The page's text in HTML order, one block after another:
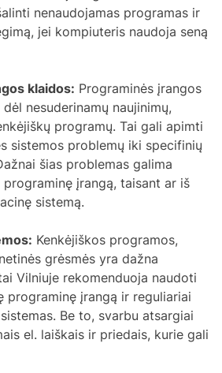
nenaudojamas programas ir
jei kompiuteris naudoja seną
klaidos: Programinės įrangos
nesuderinamų naujinimų,
programų. Tai gali apimti
sistemos problemų iki specifinių
šias problemas galima
įrangą, taisant ar iš
sistemą.
Kenkėjiškos programos,
grėsmės yra dažna
Vilniuje rekomenduoja naudoti
programinę įrangą ir reguliariai
Be to, svarbu atsargiai
el. laiškais ir priedais, kurie gali